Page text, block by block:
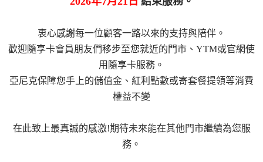
衷心感謝每一位顧客一路以來的支持與陪伴。
歡迎隨享卡會員朋友們移步至您就近的門市、YTM或官網使
用隨享卡服務。
亞尼克保障您手上的儲值金、紅利點數或寄套餐提領等消費
權益不變
在此致上最真誠的感激!期待未來能在其他門市繼續為您服
務。​